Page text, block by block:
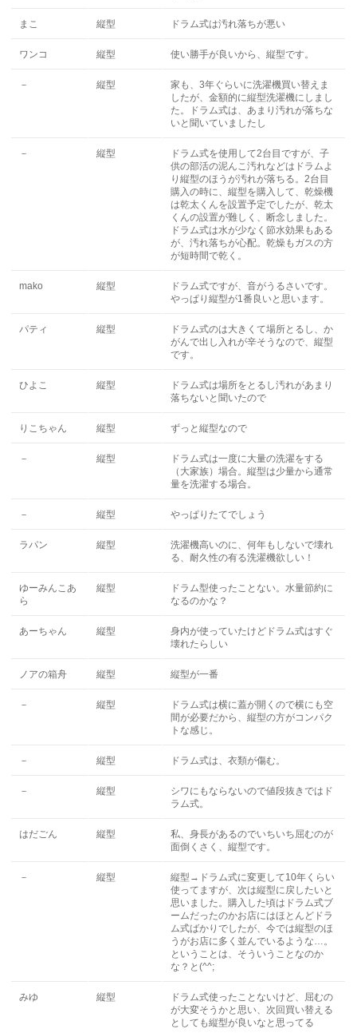
まこ 縦型 ドラム式は汚れ落ちが悪い
ワンコ 縦型 使い勝手が良いから、縦型です。
－ 縦型
家も、3年ぐらいに洗濯機買い替えま
したが、金額的に縦型洗濯機にしまし
た。ドラム式は、あまり汚れが落ちな
いと聞いていましたし
－ 縦型
ドラム式を使用して2台目ですが、子
供の部活の泥んこ汚れなどはドラムよ
り縦型のほうが汚れが落ちる。2台目
購入の時に、縦型を購入して、乾燥機
は乾太くんを設置予定でしたが、乾太
くんの設置が難しく、断念しました。
ドラム式は水が少なく節水効果もある
が、汚れ落ちが心配。乾燥もガスの方
が短時間で乾く。
mako 縦型
ドラム式ですが、音がうるさいです。
やっぱり縦型が1番良いと思います。
パティ 縦型
ドラム式のは大きくて場所とるし、か
がんで出し入れが辛そうなので、縦型
です。
ひよこ 縦型
ドラム式は場所をとるし汚れがあまり
落ちないと聞いたので
りこちゃん 縦型 ずっと縦型なので
－ 縦型
ドラム式は一度に大量の洗濯をする
（大家族）場合。縦型は少量から通常
量を洗濯する場合。
－ 縦型 やっぱりたてでしょう
ラパン 縦型
洗濯機高いのに、何年もしないで壊れ
る、耐久性の有る洗濯機欲しい！
ゆーみんこあ
ら
縦型
ドラム型使ったことない。水量節約に
なるのかな？
あーちゃん 縦型
身内が使っていたけどドラム式はすぐ
壊れたらしい
ノアの箱舟 縦型 縦型が一番
－ 縦型
ドラム式は横に蓋が開くので横にも空
間が必要だから、縦型の方がコンパク
トな感じ。
－ 縦型 ドラム式は、衣類が傷む。
－ 縦型
シワにもならないので値段抜きではド
ラム式。
はだごん 縦型
私、身長があるのでいちいち屈むのが
面倒くさく、縦型です。
－ 縦型
縦型→ドラム式に変更して10年くらい
使ってますが、次は縦型に戻したいと
思いました。購入した頃はドラム式ブ
ームだったのかお店にはほとんどドラ
ム式ばかりでしたが、今では縦型のほ
うがお店に多く並んでいるような…。
ということは、そういうことなのか
な？と(^^;
みゆ 縦型
ドラム式使ったことないけど、屈むの
が大変そうかと思い、次回買い替える
としても縦型が良いなと思ってる